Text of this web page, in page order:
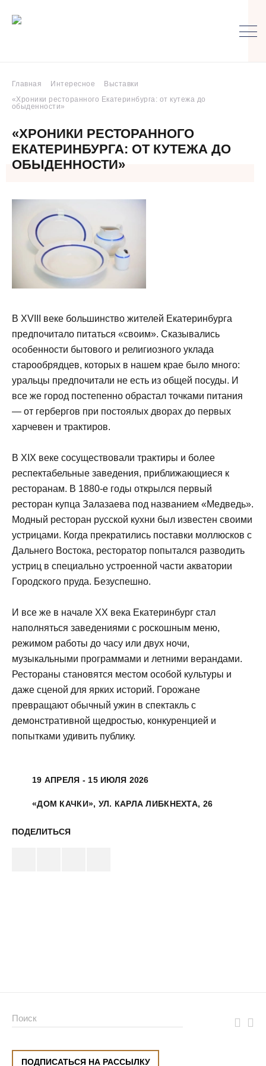
Главная Интересное
Выставки
«Хроники ресторанного Екатеринбурга: от кутежа до
обыденности»
«ХРОНИКИ РЕСТОРАННОГО
ЕКАТЕРИНБУРГА: ОТ КУТЕЖА ДО
ОБЫДЕННОСТИ»
В XVIII веке большинство жителей Екатеринбурга
предпочитало питаться «своим». Сказывались
особенности бытового и религиозного уклада
старообрядцев, которых в нашем крае было много:
уральцы предпочитали не есть из общей посуды. И
все же город постепенно обрастал точками питания
— от гербергов при постоялых дворах до первых
харчевен и трактиров.
В XIX веке сосуществовали трактиры и более
респектабельные заведения, приближающиеся к
ресторанам. В 1880-е годы открылся первый
ресторан купца Залазаева под названием «Медведь».
Модный ресторан русской кухни был известен своими
устрицами. Когда прекратились поставки моллюсков с
Дальнего Востока, ресторатор попытался разводить
устриц в специально устроенной части акватории
Городского пруда. Безуспешно.
И все же в начале XX века Екатеринбург стал
наполняться заведениями с роскошным меню,
режимом работы до часу или двух ночи,
музыкальными программами и летними верандами.
Рестораны становятся местом особой культуры и
даже сценой для ярких историй. Горожане
превращают обычный ужин в спектакль с
демонстративной щедростью, конкуренцией и
попытками удивить публику.
19 АПРЕЛЯ - 15 ИЮЛЯ 2026
«ДОМ КАЧКИ», УЛ. КАРЛА ЛИБКНЕХТА, 26
ПОДЕЛИТЬСЯ
ПОДПИСАТЬСЯ НА РАССЫЛКУ